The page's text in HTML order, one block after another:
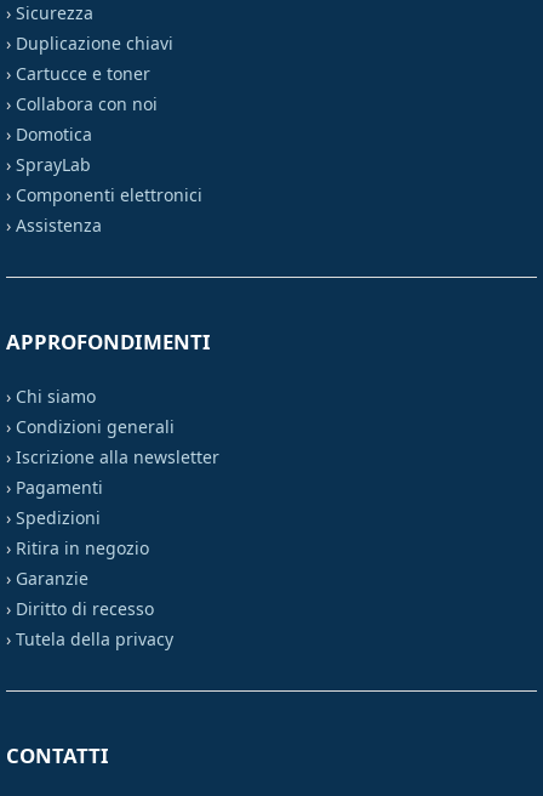
› Sicurezza
› Duplicazione chiavi
› Cartucce e toner
› Collabora con noi
› Domotica
› SprayLab
› Componenti elettronici
› Assistenza
APPROFONDIMENTI
› Chi siamo
› Condizioni generali
› Iscrizione alla newsletter
› Pagamenti
› Spedizioni
› Ritira in negozio
› Garanzie
› Diritto di recesso
› Tutela della privacy
CONTATTI